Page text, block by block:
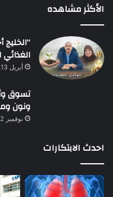
الأكثر مشاهده
الغذائي
أبريل 13, 2026
تسوق
ونون
نوفمبر 22, 2021
احدث الابتكارات